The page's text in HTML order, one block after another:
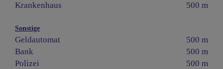
Krankenhaus
500 m
Sonstige
Geldautomat
500 m
Bank
500 m
Polizei
500 m